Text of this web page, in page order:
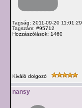
Tagság: 2011-09-20 11:01:29
Tagszám: #95712
Hozzászólások: 1460
Kiváló dolgozó
nansy